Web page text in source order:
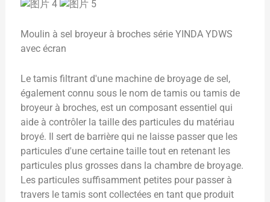
Moulin à sel broyeur à broches série YINDA YDWS
avec écran
Le tamis filtrant d'une machine de broyage de sel,
également connu sous le nom de tamis ou tamis de
broyeur à broches, est un composant essentiel qui
aide à contrôler la taille des particules du matériau
broyé. Il sert de barrière qui ne laisse passer que les
particules d'une certaine taille tout en retenant les
particules plus grosses dans la chambre de broyage.
Les particules suffisamment petites pour passer à
travers le tamis sont collectées en tant que produit